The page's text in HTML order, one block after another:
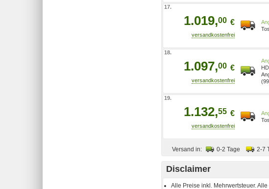
17.
1.019,00 €
18.
1.097,00 €
19.
1.132,55 €
Versand in: 0-2 Tage 2-7
Disclaimer